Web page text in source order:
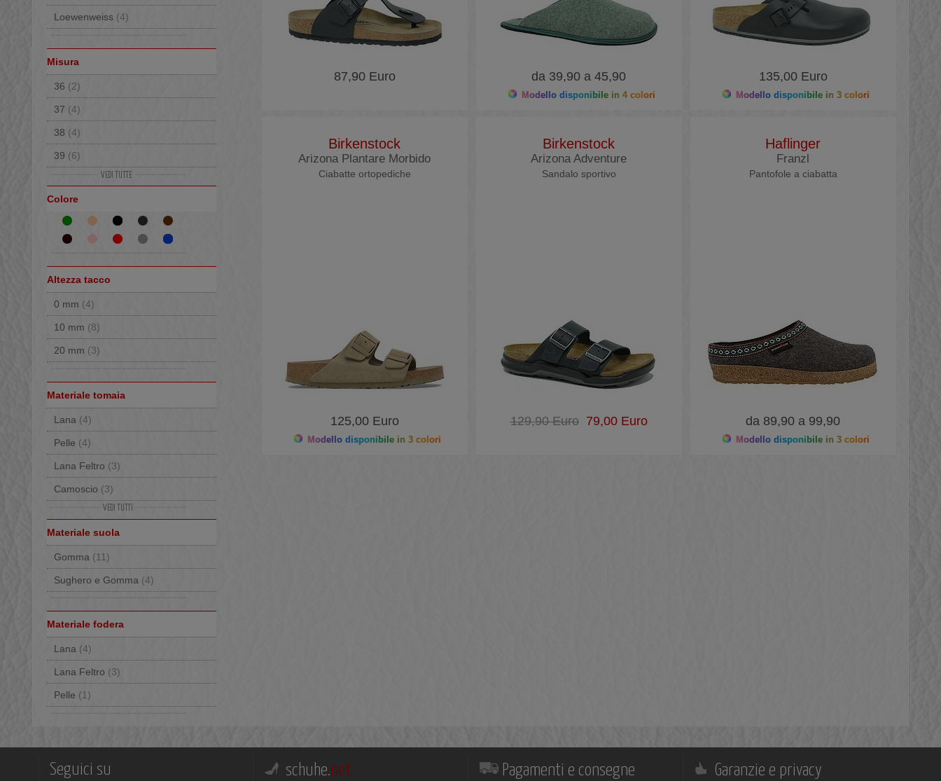
Loewenweiss (4)
Misura
36 (2)
37 (4)
38 (4)
39 (6)
40 (4)
41(5)
42(4)
45(1)
Colore
Altezza tacco
0 mm (4)
10 mm (8)
20 mm (3)
Materiale tomaia
Lana (4)
Pelle (4)
Lana Feltro (3)
Camoscio (3)
(1)
Materiale suola
Gomma (11)
Sughero e Gomma (4)
Materiale fodera
Lana (4)
Lana Feltro (3)
Pelle (1)
87,90 Euro da 39,90 a 45,90
Modello disponibile in 4 colori
135,00 Euro
Modello disponibile in 3 colori
Birkenstock
Arizona Plantare Morbido
Ciabatte ortopediche
125,00 Euro
Modello disponibile in 3 colori
Birkenstock
Arizona Adventure
Sandalo sportivo
129,90 Euro79,00 Euro
Haflinger
Franzl
Pantofole a ciabatta
da 89,90 a 99,90
Modello disponibile in 3 colori
Seguici su schuhe.net Pagamenti e consegne Garanzie e privacy